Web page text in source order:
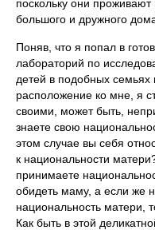
поскольку они
большого и дружного
Поняв, что я попал в
лабораторий по
детей в подобных семьях
расположение ко мне, я
своими, может быть,
знаете свою
этом случае вы себя
к национальности
принимаете
обидеть маму, а если же
национальность матери,
Как быть в этой